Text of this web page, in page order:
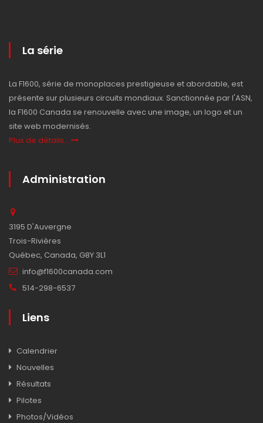
La série
La F1600, série de monoplaces prestigieuse et abordable, est
présente sur plusieurs circuits mondiaux. Sanctionnée par l'ASN,
la F1600 Canada se renouvelle avec une image, un logo et un
site web modernisés.
Plus de détails...
Administration
3195 D'Auvergne
Trois-Rivières
Québec, Canada, G8Y 3L1
info@f1600canada.com
514-298-6537
Liens
Calendrier
Nouvelles
Résultats
Pilotes
Photos/Vidéos